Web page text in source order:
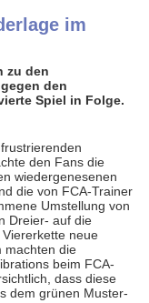
im
zu den
den
Spiel in Folge.
den Fans die
wieder­genesenen
die von FCA-Trainer
Umstellung von
Dreier- auf die
neue
machten die
beim FCA-
dass diese
dem grünen Muster­